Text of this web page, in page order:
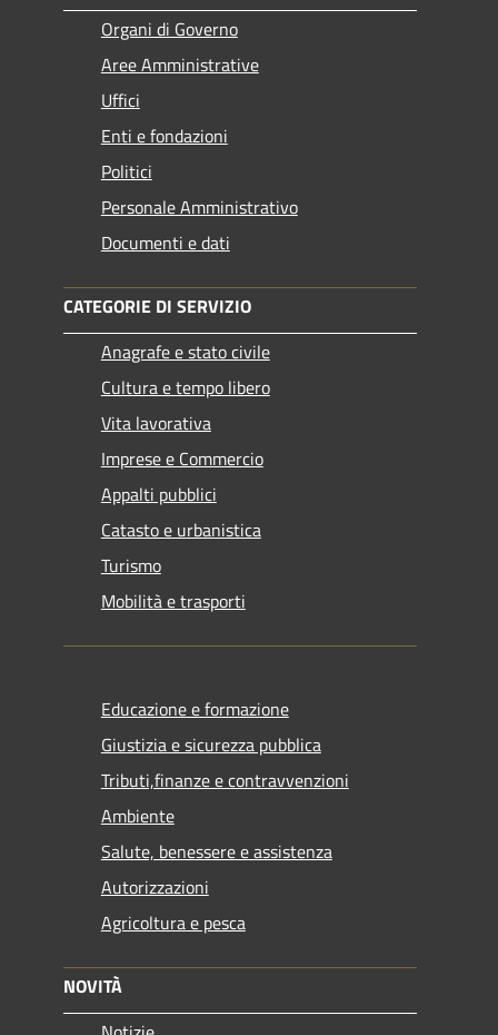
Organi di Governo
Aree Amministrative
Uffici
Enti e fondazioni
Politici
Personale Amministrativo
Documenti e dati
CATEGORIE DI SERVIZIO
Anagrafe e stato civile
Cultura e tempo libero
Vita lavorativa
Imprese e Commercio
Appalti pubblici
Catasto e urbanistica
Turismo
Mobilità e trasporti
Educazione e formazione
Giustizia e sicurezza pubblica
Tributi,finanze e contravvenzioni
Ambiente
Salute, benessere e assistenza
Autorizzazioni
Agricoltura e pesca
NOVITÀ